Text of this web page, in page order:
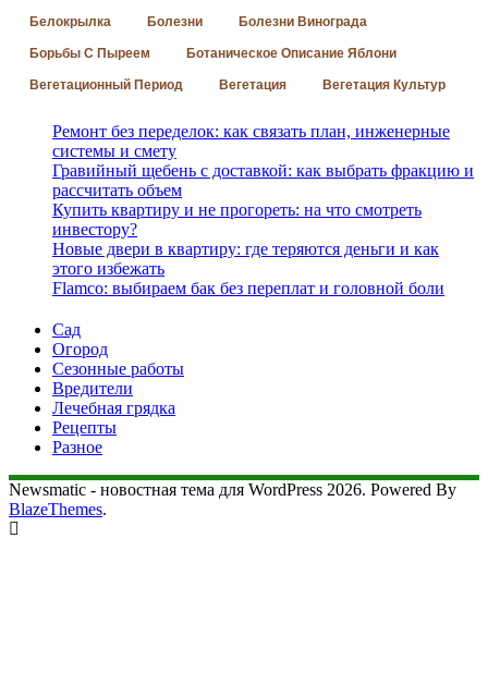
Белокрылка Болезни Болезни Винограда
Борьбы С Пыреем Ботаническое Описание Яблони
Вегетационный Период Вегетация Вегетация Культур
Ремонт без переделок: как связать план, инженерные
системы и смету
Гравийный щебень с доставкой: как выбрать фракцию и
рассчитать объем
Купить квартиру и не прогореть: на что смотреть
инвестору?
Новые двери в квартиру: где теряются деньги и как
этого избежать
Flamco: выбираем бак без переплат и головной боли
Сад
Огород
Сезонные работы
Вредители
Лечебная грядка
Рецепты
Разное
Newsmatic - новостная тема для WordPress 2026. Powered By
BlazeThemes.